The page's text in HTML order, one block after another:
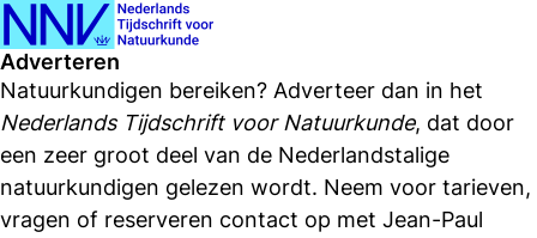
Adverteren
Natuurkundigen bereiken? Adverteer dan in het
Nederlands Tijdschrift voor Natuurkunde, dat door
een zeer groot deel van de Nederlandstalige
natuurkundigen gelezen wordt. Neem voor tarieven,
vragen of reserveren contact op met Jean-Paul